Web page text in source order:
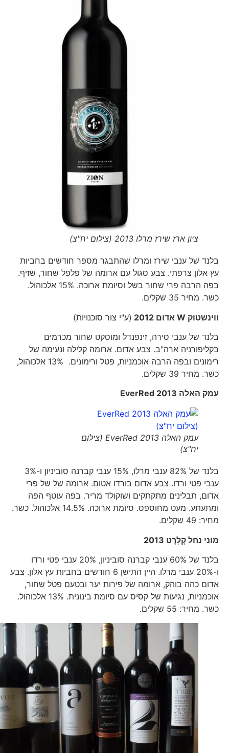
ציון ארז שירז מרלו 2013 (צילום יח"צ)
בלנד של ענבי שירז ומרלו שהתבגר מספר חודשים בחביות
עץ אלון צרפתי. צבע סגול עם ארומה של פלפל שחור, שזיף.
בפה הרבה פרי שחור בשל וסיומת ארוכה. 15% אלכוהול.
כשר. מחיר 35 שקלים.
ווינשטוקW אדום 2012
(ע"י צור סוכנויות)
בלנד של ענבי סירה, זינפנדל ומוסקט שחור מכרמים
בקליפורניה ארה"ב. צבע אדום. ארומה קלילה ונעימה של
רימונים ובפה הרבה אוכמניות, פטל ורימונים. 13% אלכוהול,
כשר. מחיר 39 שקלים.
עמק האלה
EverRed2013
עמק האלה EverRed 2013 (צילום
יח"צ)
בלנד של 82% ענבי מרלו, 15% ענבי קברנה סוביניון ו-3%
ענבי פטי ורדו. צבע אדום בורדו אטום. ארומה של של פרי
אדום, תבלינים מתקתקים ושוקולד מריר. בפה עוטף הפה
ומתעתע. מעט מחוספס. סיומת ארוכה. 14.5% אלכוהול. כשר.
מחיר: 49 שקלים.
מוני נחל קְלָרֶט 2013
בלנד של 60% ענבי קברנה סוביניון, 20% ענבי פטי ורדו
ו-20% ענבי מרלו. היין התישן 6 חודשים בחביות עץ אלון. צבע
אדום כהה בוהק, ארומה של פירות יער ובטעם פטל שחור,
אוכמניות, נגיעות של קסיס עם סיומת בינונית. 13% אלכוהול.
כשר. מחיר: 55 שקלים.